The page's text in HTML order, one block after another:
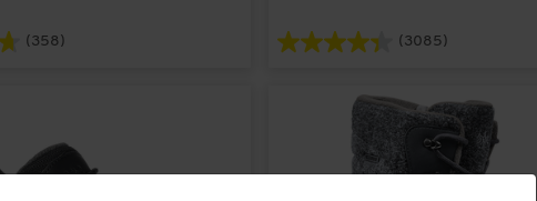
(358) (3085)